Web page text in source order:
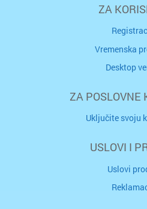
ZA
Vremenska
Desktop
ZA POSLOVNE
Uključite svoju
USLOVI I
Uslovi